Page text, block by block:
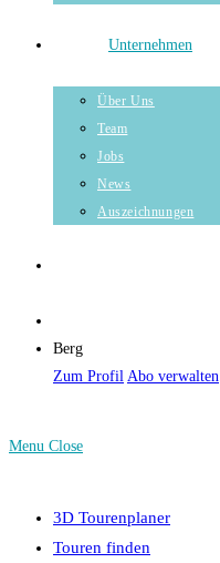
Unternehmen
Über Uns
Team
Jobs
News
Auszeichnungen
Berg
Zum Profil Abo verwalten
Menu Close
3D Tourenplaner
Touren finden